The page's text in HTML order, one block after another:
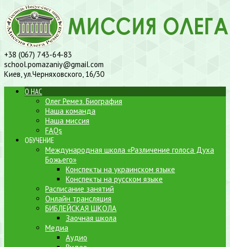
+38 (067) 743-64-83
school.pomazaniy@gmail.com
Киев, ул.Черняховского, 16/30
О НАС
Олег Ремез. Биография
Наша команда
Наша миссия
FAQs
ОБУЧЕНИЕ
Международная школа «Различение голоса Духа
Божьего»
Конспекты на украинском языке
Конспекты на русском языке
Расписание занятий
Онлайн трансляция
БИБЛЕЙСКАЯ ШКОЛА
Заочная школа
Медиа
Аудио